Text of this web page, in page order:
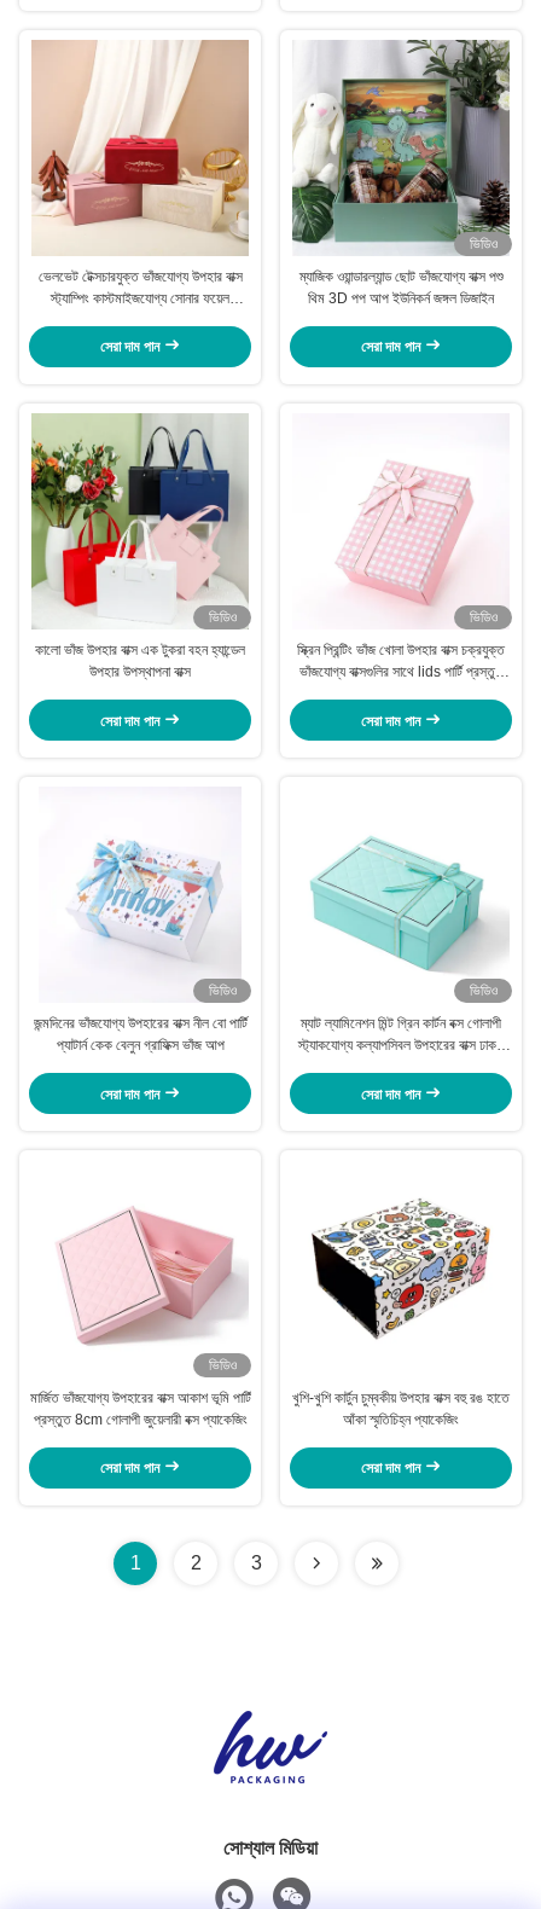
ভেলভেট টেক্সচারযুক্ত ভাঁজযোগ্য উপহার বাক্স
স্ট্যাম্পিং কাস্টমাইজযোগ্য সোনার ফয়েল
সেরা দাম পান
ভিডিও
ম্যাজিক ওয়ান্ডারল্যান্ড ছোট ভাঁজযোগ্য বাক্স পশু
থিম 3D পপ আপ ইউনিকর্ন জঙ্গল ডিজাইন
সেরা দাম পান
ভিডিও
কালো ভাঁজ উপহার বাক্স এক টুকরা বহন হ্যান্ডেল
উপহার উপস্থাপনা বাক্স
সেরা দাম পান
ভিডিও
স্ক্রিন প্রিন্টিং ভাঁজ খোলা উপহার বাক্স চক্রযুক্ত
ভাঁজযোগ্য বাক্সগুলির সাথে lids পার্টি প্রস্তুত
সেরা দাম পান
ভিডিও
জন্মদিনের ভাঁজযোগ্য উপহারের বাক্স নীল বো পার্টি
প্যাটার্ন কেক বেলুন গ্রাফিক্স ভাঁজ আপ
সেরা দাম পান
ভিডিও
ম্যাট ল্যামিনেশন মিন্ট গ্রিন কার্টন বক্স গোলাপী
স্ট্যাকযোগ্য কল্যাপসিবল উপহারের বাক্স ঢাকনা
সেরা দাম পান
ভিডিও
মার্জিত ভাঁজযোগ্য উপহারের বাক্স আকাশ ভূমি পার্টি
প্রস্তুত 8cm গোলাপী জুয়েলারী বক্স প্যাকেজিং
সেরা দাম পান
খুশি-খুশি কার্টুন চুম্বকীয় উপহার বাক্স বহু রঙ হাতে
আঁকা স্মৃতিচিহ্ন প্যাকেজিং
সেরা দাম পান
1 2 3
সোশ্যাল মিডিয়া